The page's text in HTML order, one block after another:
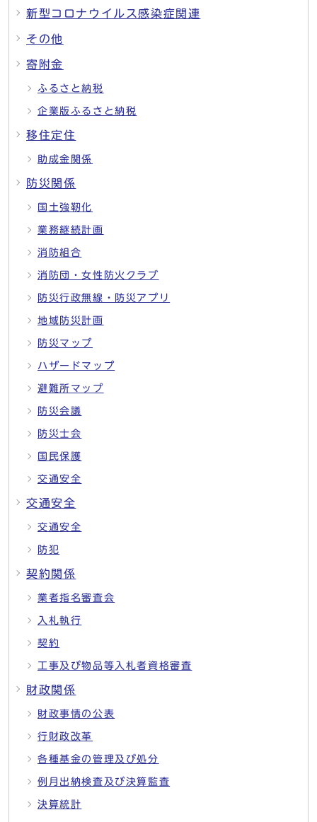
新型コロナウイルス感染症関連
その他
寄附金
ふるさと納税
企業版ふるさと納税
移住定住
助成金関係
防災関係
国土強靭化
業務継続計画
消防組合
消防団・女性防火クラブ
防災行政無線・防災アプリ
地域防災計画
防災マップ
ハザードマップ
避難所マップ
防災会議
防災士会
国民保護
交通安全
交通安全
交通安全
防犯
契約関係
業者指名審査会
入札執行
契約
工事及び物品等入札者資格審査
財政関係
財政事情の公表
行財政改革
各種基金の管理及び処分
例月出納検査及び決算監査
決算統計